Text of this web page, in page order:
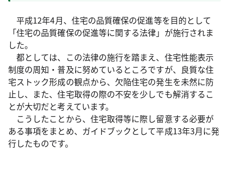
平成12年4月、住宅の品質確保の促進等を目的として
「住宅の品質確保の促進等に関する法律」が施行されま
した。
都としては、この法律の施行を踏まえ、住宅性能表示
制度の周知・普及に努めているところですが、良質な住
宅ストック形成の観点から、欠陥住宅の発生を未然に防
止し、また、住宅取得の際の不安を少しでも解消するこ
とが大切だと考えています。
こうしたことから、住宅取得等に際し留意する必要が
ある事項をまとめ、ガイドブックとして平成13年3月に発
行したものです。